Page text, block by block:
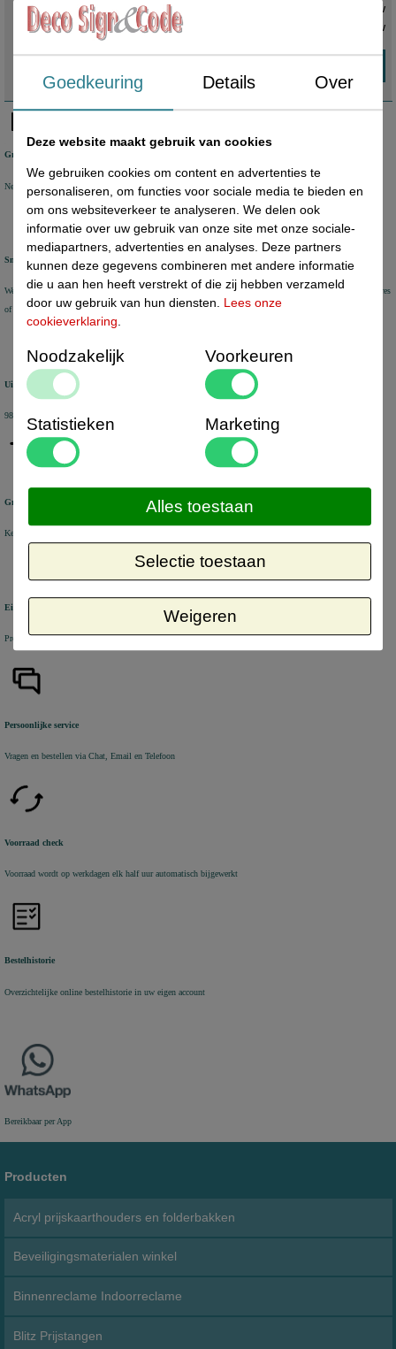
portrait - Tweezijdig zichtbare kaarthouder - Verstevigde rand en
oogje - Kleur: transparant - Materiaal: PVC - Materiaaldikte: 140
micron - Afmeting buitenmaat: 78x147mm - Verkocht per: 100 stuks -
voor het presenteren van uw boodschap.
€ 22,80 ex. btw
incl. btw
Gratis verzending
Nederland vanaf € 50 excl. btw België vanaf € 80 excl. btw Duitsland vanaf € 80 excl. btw
Snel geleverd
We verzenden voorraad artikelen binnen 1-2 werkdagen met DHL Parcel of DHL for You. Aflevering op adres
of DHL Service Point
Uitstekende review score
98% van de KiyOh reviews beveelt ons aan
Groot assortiment
Keuze uit +/- 6000 artikelen voor uw bedrijf
Eigen voorraad
Producten veelal uit voorraad leverbaar uit eigen magazijn in Nederland
Persoonlijke service
Vragen en bestellen via Chat, Email en Telefoon
Voorraad check
Voorraad wordt op werkdagen elk half uur automatisch bijgewerkt
Bestelhistorie
Overzichtelijke online bestelhistorie in uw eigen account
Bereikbaar per App
Producten
Acryl prijskaarthouders en folderbakken
Beveiligingsmaterialen winkel
Binnenreclame Indoorreclame
Blitz Prijstangen
Goedkeuring Details Over
Deze website maakt gebruik van cookies
We gebruiken cookies om content en advertenties te
personaliseren, om functies voor sociale media te bieden en
om ons websiteverkeer te analyseren. We delen ook
informatie over uw gebruik van onze site met onze sociale-
mediapartners, advertenties en analyses. Deze partners
kunnen deze gegevens combineren met andere informatie
die u aan hen heeft verstrekt of die zij hebben verzameld
door uw gebruik van hun diensten. Lees onze
cookieverklaring.
Noodzakelijk Voorkeuren
Statistieken Marketing
Weigeren
Selectie toestaan
Alles toestaan